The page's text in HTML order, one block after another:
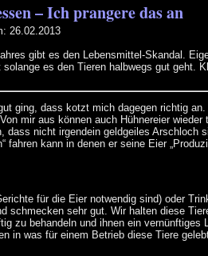
– Ich prangere das an
26.02.2013
gibt es den Lebensmittel-Skandal.
es den Tieren halbwegs gut geht.
ging, dass kotzt mich dagegen richtig
mir aus können auch Hühnereier
dass nicht irgendein geldgeiles
fahren kann in denen er seine Eier
für die Eier notwendig sind) oder
schmecken sehr gut. Wir halten diese
zu behandeln und ihnen ein
in was für einem Betrieb diese Tiere